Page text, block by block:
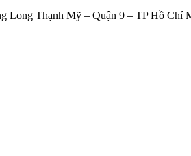
Long Thạnh Mỹ – Quận 9 – TP Hồ